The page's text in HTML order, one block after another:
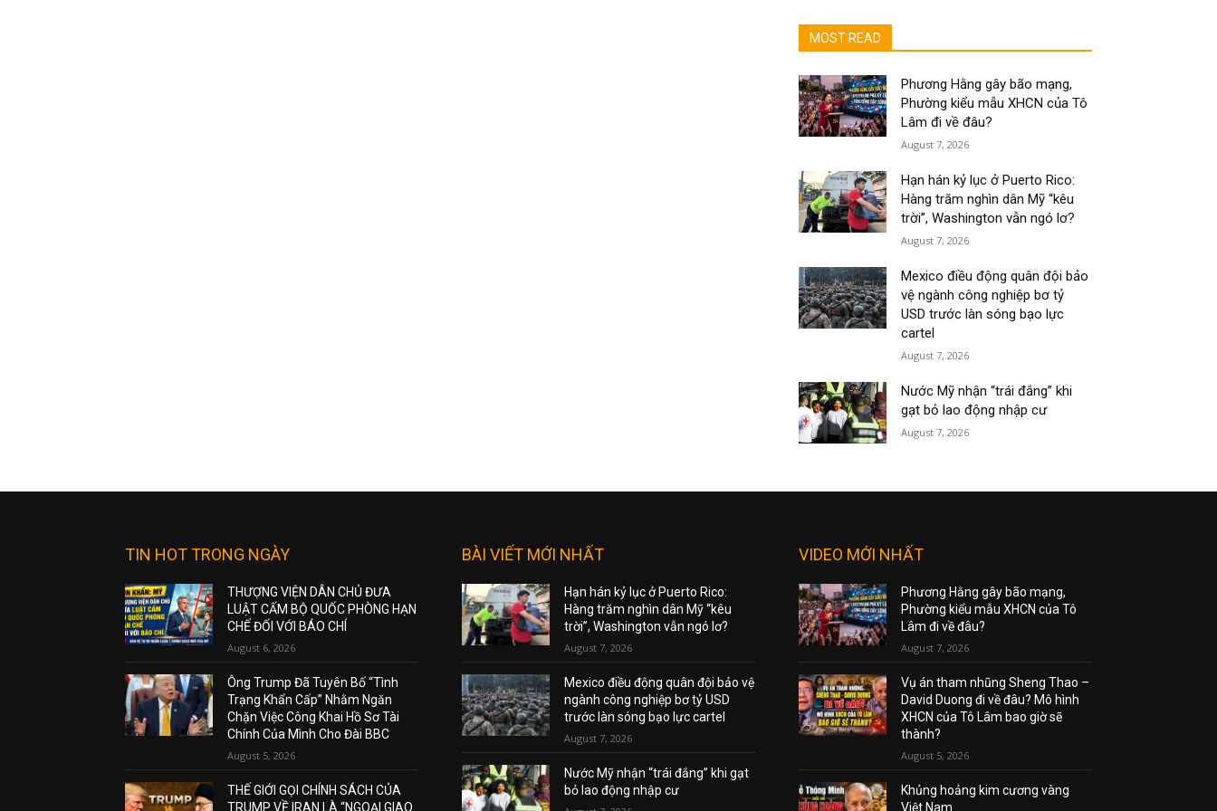
MOST READ
Phương Hằng gây bão mạng,
Phường kiểu mẫu XHCN của Tô
Lâm đi về đâu?
August 7, 2026
Hạn hán kỷ lục ở Puerto Rico:
Hàng trăm nghìn dân Mỹ “kêu
trời”, Washington vẫn ngó lơ?
August 7, 2026
Mexico điều động quân đội bảo
vệ ngành công nghiệp bơ tỷ
USD trước làn sóng bạo lực
cartel
August 7, 2026
Nước Mỹ nhận “trái đắng” khi
gạt bỏ lao động nhập cư
August 7, 2026
TIN HOT TRONG NGÀY
THƯỢNG VIỆN DÂN CHỦ ĐƯA
LUẬT CẤM BỘ QUỐC PHÒNG HẠN
CHẾ ĐỐI VỚI BÁO CHÍ
August 6, 2026
Ông Trump Đã Tuyên Bố “Tình
Trạng Khẩn Cấp” Nhằm Ngăn
Chặn Việc Công Khai Hồ Sơ Tài
Chính Của Mình Cho Đài BBC
August 5, 2026
THẾ GIỚI GỌI CHÍNH SÁCH CỦA
TRUMP VỀ IRAN LÀ “NGOẠI GIAO
BÀI VIẾT MỚI NHẤT
Hạn hán kỷ lục ở Puerto Rico:
Hàng trăm nghìn dân Mỹ “kêu
trời”, Washington vẫn ngó lơ?
August 7, 2026
Mexico điều động quân đội bảo vệ
ngành công nghiệp bơ tỷ USD
trước làn sóng bạo lực cartel
August 7, 2026
Nước Mỹ nhận “trái đắng” khi gạt
bỏ lao động nhập cư
VIDEO MỚI NHẤT
Phương Hằng gây bão mạng,
Phường kiểu mẫu XHCN của Tô
Lâm đi về đâu?
August 7, 2026
Vụ án tham nhũng Sheng Thao –
David Duong đi về đâu? Mô hình
XHCN của Tô Lâm bao giờ sẽ
thành?
August 5, 2026
Khủng hoảng kim cương vàng
Việt Nam